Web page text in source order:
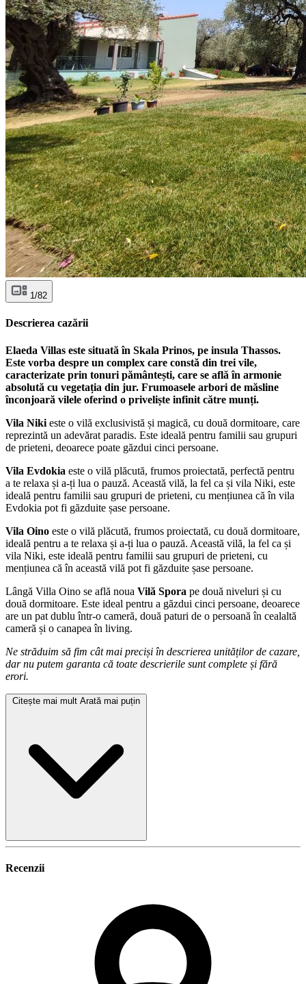
1/82
Descrierea cazării
Elaeda Villas este situată în Skala Prinos, pe insula Thassos.
Este vorba despre un complex care constă din trei vile,
caracterizate prin tonuri pământești, care se află în armonie
absolută cu vegetația din jur. Frumoasele arbori de măsline
înconjoară vilele oferind o priveliște infinit către munți.
Vila Niki este o vilă exclusivistă și magică, cu două dormitoare, care
reprezintă un adevărat paradis. Este ideală pentru familii sau grupuri
de prieteni, deoarece poate găzdui cinci persoane.
Vila Evdokia este o vilă plăcută, frumos proiectată, perfectă pentru
a te relaxa și a-ți lua o pauză. Această vilă, la fel ca și vila Niki, este
ideală pentru familii sau grupuri de prieteni, cu mențiunea că în vila
Evdokia pot fi găzduite șase persoane.
Vila Oino este o vilă plăcută, frumos proiectată, cu două dormitoare,
ideală pentru a te relaxa și a-ți lua o pauză. Această vilă, la fel ca și
vila Niki, este ideală pentru familii sau grupuri de prieteni, cu
mențiunea că în această vilă pot fi găzduite șase persoane.
Lângă Villa Oino se află noua Vilă Spora pe două niveluri și cu
două dormitoare. Este ideal pentru a găzdui cinci persoane, deoarece
are un pat dublu într-o cameră, două paturi de o persoană în cealaltă
cameră și o canapea în living.
Ne străduim să fim cât mai preciși în descrierea unităților de cazare,
dar nu putem garanta că toate descrierile sunt complete și fără
erori.
Citește mai mult Arată mai puțin
Recenzii